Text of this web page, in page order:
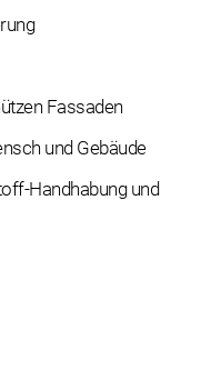
Fassaden
und Gebäude
Handhabung und